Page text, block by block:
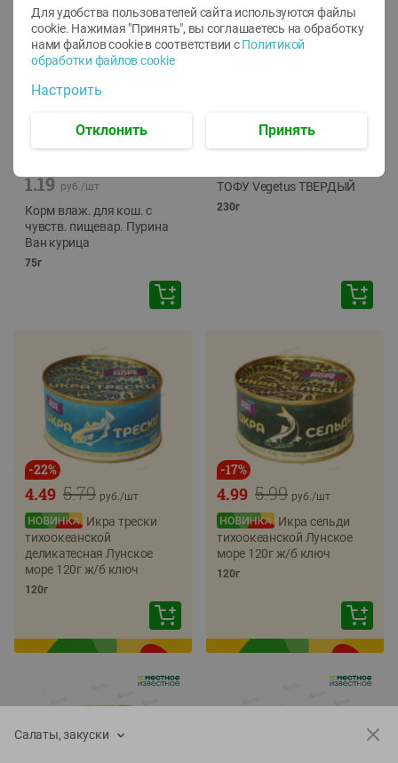
1.19 руб./шт
Корм влаж. для кош. с
чувств. пищевар. Пурина
Ван курица
75г
ТОФУ Vegetus ТВЕРДЫЙ
230г
-22%
5.79
4.49 руб./шт
Икра трески
тихоокеанской
деликатесная Лунское
море 120г ж/б ключ
120г
-17%
5.99
4.99 руб./шт
Икра сельди
тихоокеанской Лунское
море 120г ж/б ключ
120г
Салаты, закуски
Для удобства пользователей сайта используются файлы
cookie. Нажимая "Принять", вы соглашаетесь на обработку
нами файлов cookie в соответствии с Политикой
обработки файлов cookie
Настроить
Отклонить Принять